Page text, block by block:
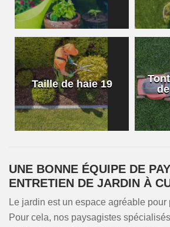
Taille de haie 19
UNE BONNE ÉQUIPE DE
ENTRETIEN DE JARDIN À
Le jardin est un espace agréable pour
Pour cela, nos paysagistes